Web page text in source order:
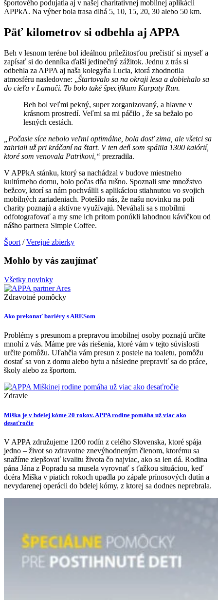
športového podujatia aj v našej charitatívnej mobilnej aplikácii
APPkA. Na výber bola trasa dlhá 5, 10, 15, 20, 30 alebo 50 km.
Päť kilometrov si odbehla aj APPA
Beh v lesnom teréne bol ideálnou príležitosťou prečistiť si myseľ a
zapísať si do denníka ďalší jedinečný zážitok. Jednu z trás si
odbehla za APPA aj naša kolegyňa Lucia, ktorá zhodnotila
atmosféru nasledovne: „Štartovalo sa na okraji lesa a dobiehalo sa
do cieľa v Lamači. To bolo také špecifikum Karpaty Run.
Beh bol veľmi pekný, super zorganizovaný, a hlavne v
krásnom prostredí. Veľmi sa mi páčilo , že sa bežalo po
lesných cestách.
„Počasie síce nebolo veľmi optimálne, bola dosť zima, ale všetci sa
zahriali už pri kráčaní na štart. V ten deň som spálila 1300 kalórií,
ktoré som venovala Patrikovi,“ prezradila.
V APPkA stánku, ktorý sa nachádzal v budove miestneho
kultúrneho domu, bolo počas dňa rušno. Spoznali sme množstvo
bežcov, ktorí sa nám pochválili s aplikáciou stiahnutou vo svojich
mobilných zariadeniach. Potešilo nás, že našu novinku na poli
charity poznajú a aktívne využívajú. Neváhali sa s mobilmi
odfotografovať a my sme ich pritom ponúkli lahodnou kávičkou od
nášho partnera Simple Coffee.
Šport /Verejné zbierky
Mohlo by vás zaujímať
Všetky novinky
Zdravotné pomôcky
Ako prekonať bariéry s ARESom
Problémy s presunom a prepravou imobilnej osoby poznajú určite
mnohí z vás. Máme pre vás riešenia, ktoré vám v tejto súvislosti
určite pomôžu. Uľahčia vám presun z postele na toaletu, pomôžu
dostať sa von z domu alebo bytu a následne prepraviť sa do práce,
školy alebo za športom.
Zdravie
Miška je v bdelej kóme 20 rokov. APPA rodine pomáha už viac ako
desaťročie
V APPA združujeme 1200 rodín z celého Slovenska, ktoré spája
jedno – život so zdravotne znevýhodneným členom, ktorému sa
snažíme zlepšovať kvalitu života čo najviac, ako sa len dá. Rodina
pána Jána z Popradu sa musela vyrovnať s ťažkou situáciou, keď
dcéra Miška v piatich rokoch upadla po zápale prínosových dutín a
nevydarenej operácii do bdelej kómy, z ktorej sa dodnes neprebrala.